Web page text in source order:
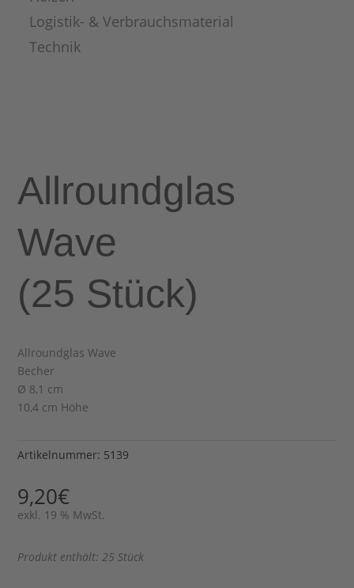
Logistik- & Verbrauchsmaterial
Technik
Allroundglas
Wave
(25 Stück)
Allroundglas Wave
Becher
Ø 8,1 cm
10,4 cm Höhe
Artikelnummer: 5139
9,20€
exkl. 19 % MwSt.
Produkt enthält: 25 Stück